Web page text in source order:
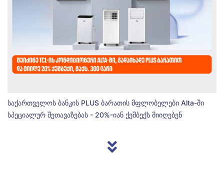
საქართველოს ბანკის PLUS ბარათის მფლობელები Alta-ში
სპეციალურ შეთავაზებას - 20%-იან ქეშბექს მიიღებენ